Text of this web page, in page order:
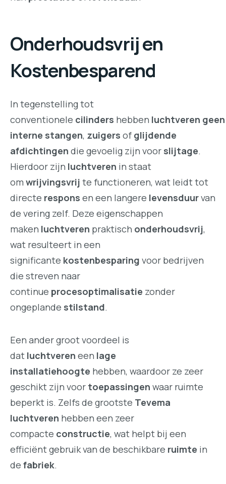
Onderhoudsvrij en
Kostenbesparend
In tegenstelling tot
conventionele cilinders hebben luchtveren geen
interne stangen, zuigers of glijdende
afdichtingen die gevoelig zijn voor slijtage.
Hierdoor zijn luchtveren in staat
om wrijvingsvrij te functioneren, wat leidt tot
directe respons en een langere levensduurvan
de vering zelf. Deze eigenschappen
maken luchtveren praktisch onderhoudsvrij,
wat resulteert in een
significante kostenbesparing voor bedrijven
die streven naar
continue procesoptimalisatie zonder
ongeplande stilstand.
Een ander groot voordeel is
dat luchtveren een lage
installatiehoogte hebben, waardoor ze zeer
geschikt zijn voor toepassingen waar ruimte
beperkt is. Zelfs de grootste Tevema
luchtveren hebben een zeer
compacte constructie, wat helpt bij een
efficiënt gebruik van de beschikbare ruimte in
de fabriek.